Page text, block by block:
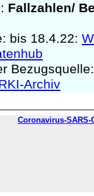
Fallzahlen/
bis 18.4.22:
Archiv
Coronavirus-SARS-